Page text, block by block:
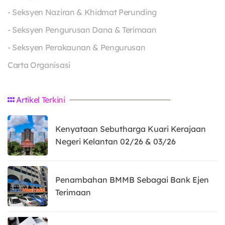
- Seksyen Naziran & Khidmat Perunding
- Seksyen Pengurusan Dana & Terimaan
- Seksyen Perakaunan & Pengurusan
Carta Organisasi
Artikel Terkini
Kenyataan Sebutharga Kuari Kerajaan
Negeri Kelantan 02/26 & 03/26
Penambahan BMMB Sebagai Bank Ejen
Terimaan